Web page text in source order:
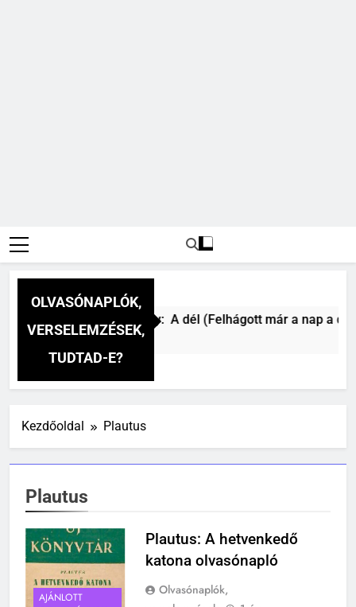
OLVASÓNAPLÓK,
VERSELEMZÉSEK,
TUDTAD-E?
Csokonai Vitéz Mihály: A dél (Felhágott már a nap a dél
2 Nap Ezelőtt
Kezdőoldal Plautus
Plautus
AJÁNLOTT
Plautus: A hetvenkedő
katona olvasónapló
Olvasónaplók,
TÖRTÉNELEM ÉRDEKESSÉGEK
242
Kik voltak a három királyok?